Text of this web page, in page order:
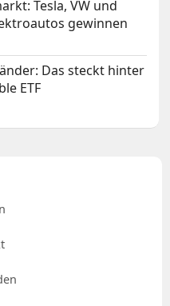
Tesla, VW und
gewinnen
Das steckt hinter
ETF